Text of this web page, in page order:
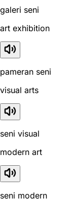
galeri seni
art exhibition
pameran seni
visual arts
seni visual
modern art
seni modern